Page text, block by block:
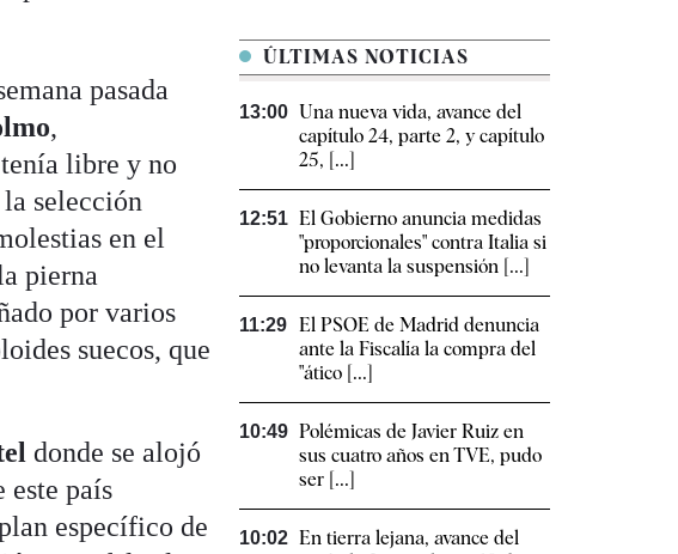
pasada
,
libre y no
selección
en el
pierna
por varios
suecos, que
donde se alojó
este país
específico de
ÚLTIMAS NOTICIAS
13:00 Una nueva vida, avance del
capítulo 24, parte 2, y capítulo
25, [...]
12:51 El Gobierno anuncia medidas
"proporcionales" contra Italia si
no levanta la suspensión [...]
11:29 El PSOE de Madrid denuncia
ante la Fiscalía la compra del
"ático [...]
10:49 Polémicas de Javier Ruiz en
sus cuatro años en TVE, pudo
ser [...]
10:02 En tierra lejana, avance del